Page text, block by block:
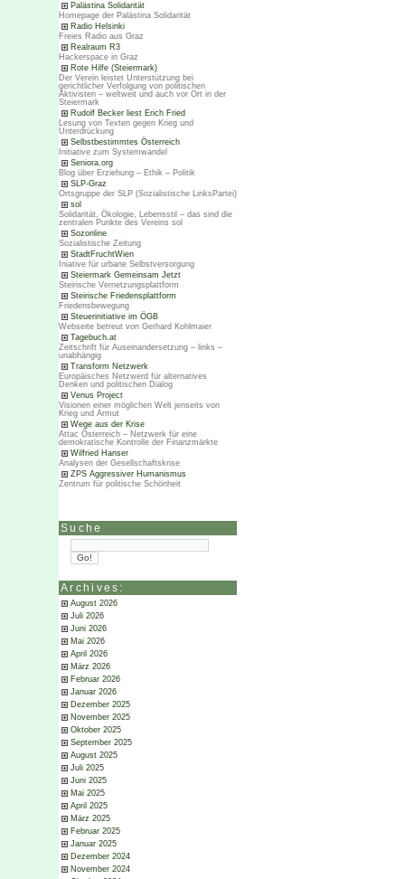
Palästina Solidarität
Homepage der Palästina Solidarität
Radio Helsinki
Freies Radio aus Graz
Realraum R3
Hackerspace in Graz
Rote Hilfe (Steiermark)
Der Verein leistet Unterstützung bei
gerichtlicher Verfolgung von politischen
Aktivisten – weltweit und auch vor Ort in der
Steiermark
Rudolf Becker liest Erich Fried
Lesung von Texten gegen Krieg und
Unterdrückung
Selbstbestimmtes Österreich
Initiative zum Systemwandel
Seniora.org
Blog über Erziehung – Ethik – Politik
SLP-Graz
Ortsgruppe der SLP (Sozialistische LinksPartei)
sol
Solidarität, Ökologie, Lebensstil – das sind die
zentralen Punkte des Vereins sol
Sozonline
Sozialistische Zeitung
StadtFruchtWien
Iniative für urbane Selbstversorgung
Steiermark Gemeinsam Jetzt
Steirische Vernetzungsplattform
Steirische Friedensplattform
Friedensbewegung
Steuerinitiative im ÖGB
Webseite betreut von Gerhard Kohlmaier
Tagebuch.at
Zeitschrift für Auseinandersetzung – links –
unabhängig
Transform Netzwerk
Europäisches Netzwerd für alternatives
Denken und politischen Dialog
Venus Project
Visionen einer möglichen Welt jenseits von
Krieg und Armut
Wege aus der Krise
Attac Österreich – Netzwerk für eine
demokratische Kontrolle der Finanzmärkte
Wilfried Hanser
Analysen der Gesellschaftskrise
ZPS Aggressiver Humanismus
Zentrum für politische Schönheit
Suche
Archives:
August 2026
Juli 2026
Juni 2026
Mai 2026
April 2026
März 2026
Februar 2026
Januar 2026
Dezember 2025
November 2025
Oktober 2025
September 2025
August 2025
Juli 2025
Juni 2025
Mai 2025
April 2025
März 2025
Februar 2025
Januar 2025
Dezember 2024
November 2024